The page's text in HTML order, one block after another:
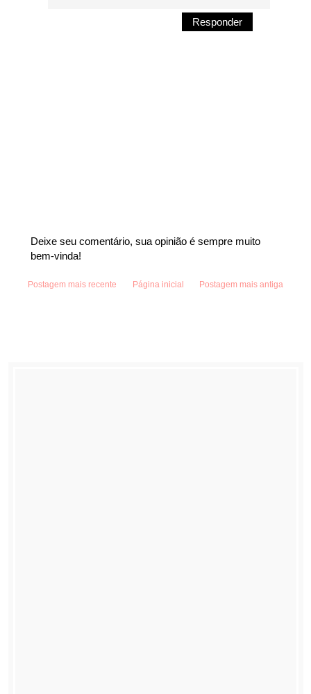
Responder
Deixe seu comentário, sua opinião é sempre muito
bem-vinda!
Postagem mais recente Postagem mais antiga
Página inicial